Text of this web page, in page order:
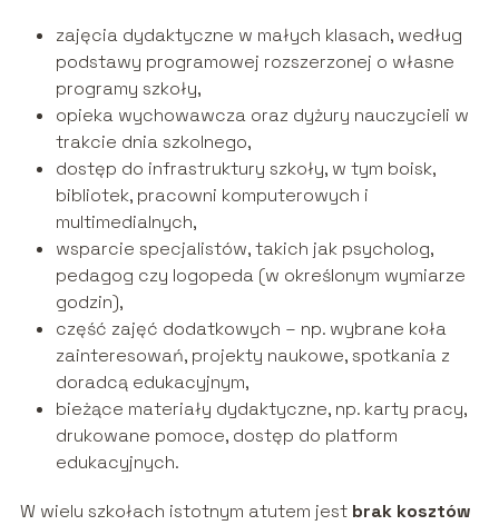
zajęcia dydaktyczne w małych klasach, według
podstawy programowej rozszerzonej o własne
programy szkoły,
opieka wychowawcza oraz dyżury nauczycieli w
trakcie dnia szkolnego,
dostęp do infrastruktury szkoły, w tym boisk,
bibliotek, pracowni komputerowych i
multimedialnych,
wsparcie specjalistów, takich jak psycholog,
pedagog czy logopeda (w określonym wymiarze
godzin),
część zajęć dodatkowych – np. wybrane koła
zainteresowań, projekty naukowe, spotkania z
doradcą edukacyjnym,
bieżące materiały dydaktyczne, np. karty pracy,
drukowane pomoce, dostęp do platform
edukacyjnych.
W wielu szkołach istotnym atutem jest brak kosztów